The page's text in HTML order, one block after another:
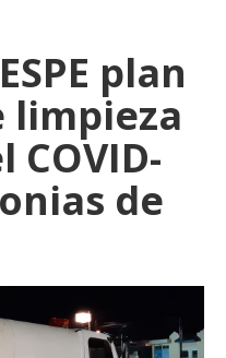
plan
limpieza
de